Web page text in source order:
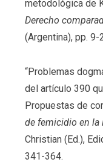
metodológica de
Derecho
(Argentina), pp. 9-
“Problemas
del artículo 390
Propuestas de
de femicidio en la
Christian (Ed.),
341-364.